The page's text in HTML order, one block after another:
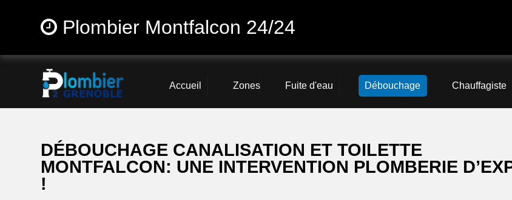
Plombier Montfalcon 24/24
Accueil Zones Fuite d'eau Débouchage Chauffagiste
DÉBOUCHAGE CANALISATION ET TOILETTE
MONTFALCON: UNE INTERVENTION PLOMBERIE
!